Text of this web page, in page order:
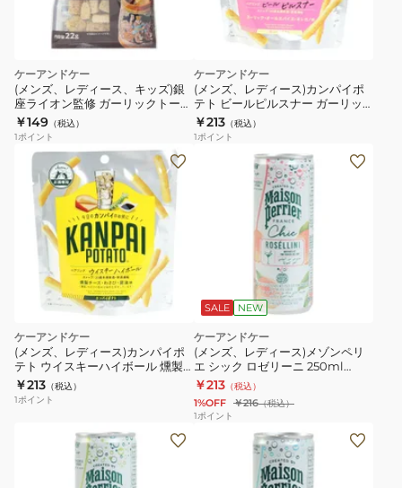
ケーアンドケー
(メンズ、レディース、キッズ)銀
座ライオン監修 ガーリックトース
トラスク 5514024
￥149 （税込）
1ポイント
ケーアンドケー
(メンズ、レディース)カンパイポ
テト ビールピルスナー ガーリッ
ク・オールスパイス・オレガノ味
5555319
￥213 （税込）
1ポイント
ケーアンドケー
(メンズ、レディース)カンパイポ
テト ウイスキーハイボール 燻製
チーズ・わさび・醤油味 5555321
￥213 （税込）
1ポイント
SALE NEW
ケーアンドケー
(メンズ、レディース)メゾンペリ
エ シック ロゼリーニ 250ml
3467102
￥213 （税込）
1%OFF ￥216（税込）
1ポイント